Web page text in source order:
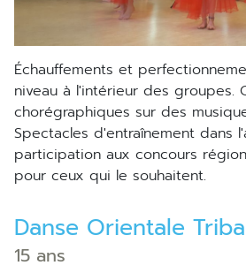
échauffements et perfectionnement technique par
niveau à l'intérieur des groupes.
chorégraphiques sur des
Spectacles d'entraînement dans
participation aux concours
pour ceux qui le souhaitent.
Danse Orientale
15 ans